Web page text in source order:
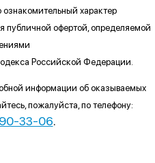
характер
публичной офертой, определяемой
Российской Федерации.
информации об оказываемых
пожалуйста, по телефону:
33-06.